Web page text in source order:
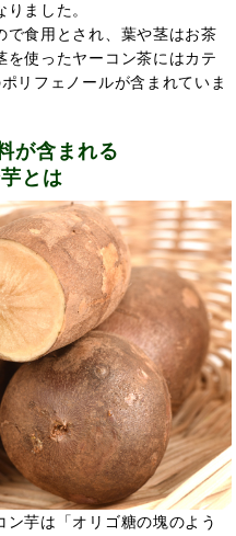
ました。
で食用とされ、葉や茎はお茶
を使ったヤーコン茶にはカテ
リフェノールが含まれていま
が含まれる
とは
芋は「オリゴ糖の塊のよう